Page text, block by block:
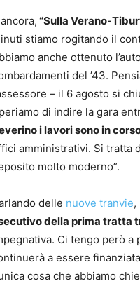
“Sulla Verano-
stiamo rogitando il
anche ottenuto
del ’43.
– il 6 agosto si
di indire la gara
i lavori sono in
amministrativi. Si tratta
molto moderno”.
delle nuove tranvie,
della prima tratta
Ci tengo però a
a essere
cosa che abbiamo